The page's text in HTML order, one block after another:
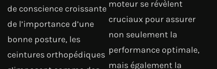
de conscience croissante
de l’importance d’une
bonne posture, les
ceintures orthopédiques
moteur se révèlent
cruciaux pour assurer
non seulement la
performance optimale,
mais également la